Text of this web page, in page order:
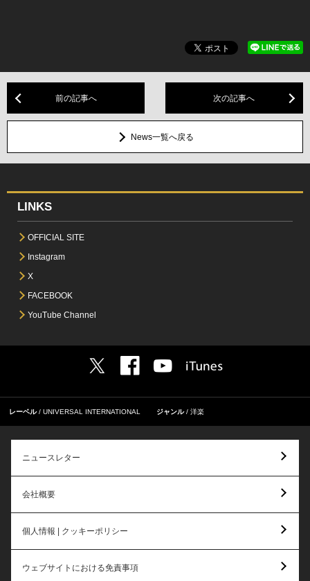
前の記事へ 次の記事へ
News一覧へ戻る
LINKS
OFFICIAL SITE
Instagram
X
FACEBOOK
YouTube Channel
レーベル UNIVERSAL INTERNATIONAL ジャンル 洋楽
ニュースレター
会社概要
個人情報 | クッキーポリシー
ウェブサイトにおける免責事項